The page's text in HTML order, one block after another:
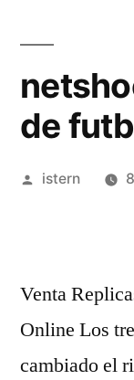
de
Publicado
istern
Venta
Online Los
cambiado el